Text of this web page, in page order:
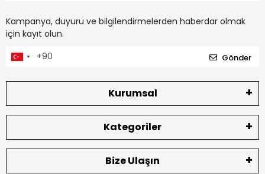
Kampanya, duyuru ve bilgilendirmelerden haberdar olmak
için kayıt olun.
Gönder
Kurumsal
Kategoriler
Bize Ulaşın